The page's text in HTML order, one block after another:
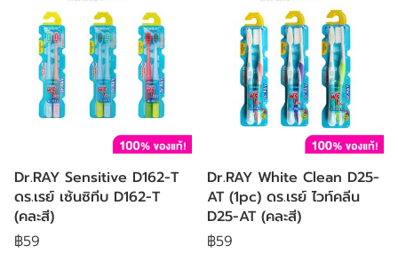
Dr.RAY Sensitive D162-T
ดร.เรย์ เซ้นซิทีบ D162-T
(คละสี)
฿59
Dr.RAY White Clean D25-
AT (1pc) ดร.เรย์ ไวท์คลีน
D25-AT (คละสี)
฿59